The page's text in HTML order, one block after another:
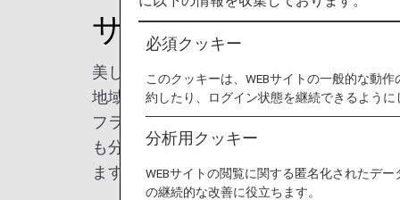
サンフランシスコを
美しい景観とベイエリア文化とが融合し
地域やショッピング街、観光スポットを
フランシスコ。ダイナミックなスタート
も分かるように、多様性への寛容さが、
ます拓いていくことでしょう。
必須クッキー
このクッキーは、WEBサイトの一般的な動
約したり、ログイン状態を継続できるように
分析用クッキー
WEBサイトの閲覧に関する匿名化されたデ
の継続的な改善に役立ちます。